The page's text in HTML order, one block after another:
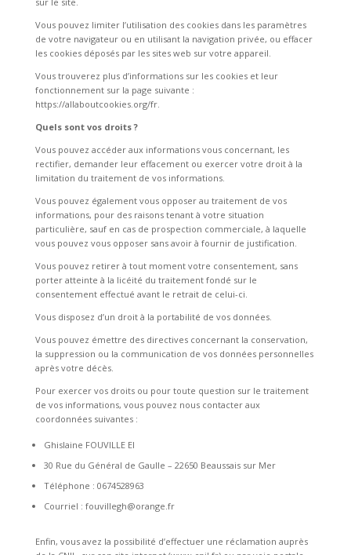
Vous pouvez limiter l’utilisation des cookies dans les paramètres
de votre navigateur ou en utilisant la navigation privée, ou effacer
les cookies déposés par les sites web sur votre appareil.
Vous trouverez plus d’informations sur les cookies et leur
fonctionnement sur la page suivante :
https://allaboutcookies.org/fr.
Quels sont vos droits ?
Vous pouvez accéder aux informations vous concernant, les
rectifier, demander leur effacement ou exercer votre droit à la
limitation du traitement de vos informations.
Vous pouvez également vous opposer au traitement de vos
informations, pour des raisons tenant à votre situation
particulière, sauf en cas de prospection commerciale, à laquelle
vous pouvez vous opposer sans avoir à fournir de justification.
Vous pouvez retirer à tout moment votre consentement, sans
porter atteinte à la licéité du traitement fondé sur le
consentement effectué avant le retrait de celui-ci.
Vous disposez d’un droit à la portabilité de vos données.
Vous pouvez émettre des directives concernant la conservation,
la suppression ou la communication de vos données personnelles
après votre décès.
Pour exercer vos droits ou pour toute question sur le traitement
de vos informations, vous pouvez nous contacter aux
coordonnées suivantes :
Ghislaine FOUVILLE EI
30 Rue du Général de Gaulle – 22650 Beaussais sur Mer
Téléphone : 0674528963
Courriel : fouvillegh@orange.fr
Enfin, vous avez la possibilité d’effectuer une réclamation auprès